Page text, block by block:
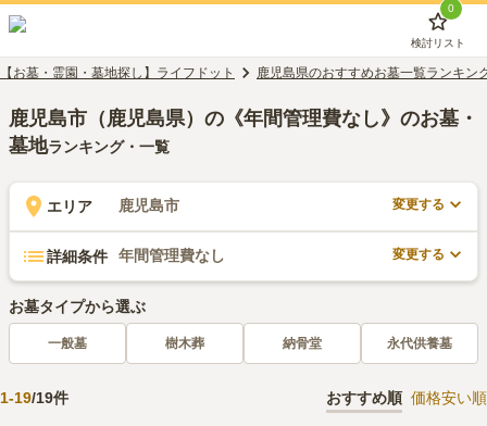
0
検討リスト
【お墓・霊園・墓地探し】ライフドット 鹿児島県のおすすめお墓一覧ランキン
鹿児島市（鹿児島県）の《年間管理費なし》のお墓・
墓地ランキング・一覧
エリア 鹿児島市 変更する
詳細条件 年間管理費なし 変更する
お墓タイプから選ぶ
一般墓 樹木葬 納骨堂 永代供養墓
1-19/19件 おすすめ順 価格安い順